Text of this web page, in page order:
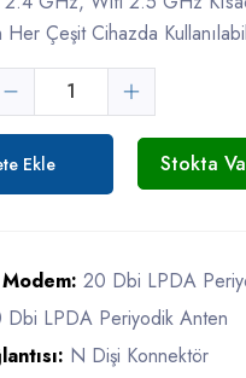
Her Çeşit Cihazda
Ekle Stokta
20 Dbi LPDA
Dbi LPDA Periyodik Anten
N Dişi Konnektör